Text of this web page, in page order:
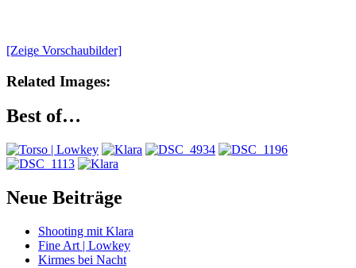
[Zeige Vorschaubilder]
Related Images:
Best of…
Neue Beiträge
Shooting mit Klara
Fine Art | Lowkey
Kirmes bei Nacht